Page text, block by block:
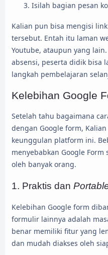
Isilah bagian pesan
Kalian pun bisa mengisi
tersebut. Entah itu laman
Youtube, ataupun yang
absensi, peserta didik bisa
langkah pembelajaran
Kelebihan Google
Setelah tahu bagaimana
dengan Google form,
keunggulan platform ini.
menyebabkan Google
oleh banyak orang.
1. Praktis dan
Kelebihan Google form
formulir lainnya adalah
benar memiliki fitur yang
dan mudah diakses oleh